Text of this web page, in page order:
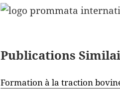
Publications
Formation à la traction